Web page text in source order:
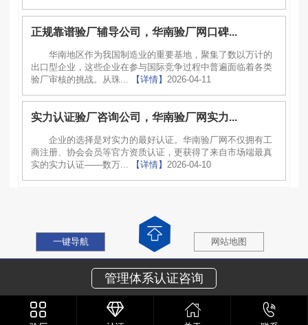
正规靠谱验厂辅导公司，华南验厂网口碑...
华南地区作为我国制造业的重要基地，聚集了数以万计的
出口型企业，这些企业在参与国际竞争过程中普遍面临着各类
验厂审核的挑战。从珠...
【详情】 2026-04-11
实力认证验厂咨询公司，华南验厂网实力...
企业的选择是对实力的最好认证。华南验厂网不仅拥有工
商注册、协会会员等官方资质认证，更获得了来自市场端最真
实的实力认证——数万...
【详情】 2026-04-10
管理体系认证咨询
一键导航 网站地图